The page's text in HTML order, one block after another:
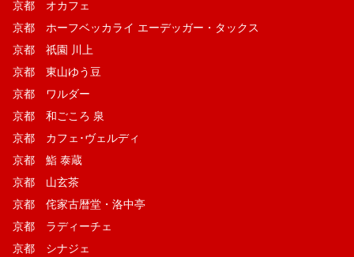
京都 オカフェ
京都 ホーフベッカライ エーデッガー・タックス
京都 祇園 川上
京都 東山ゆう豆
京都 ワルダー
京都 和ごころ 泉
京都 カフェ･ヴェルディ
京都 鮨 泰蔵
京都 山玄茶
京都 侘家古暦堂・洛中亭
京都 ラディーチェ
京都 シナジェ